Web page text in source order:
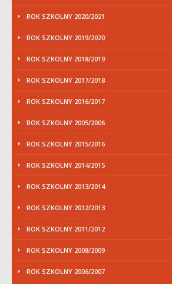
ROK SZKOLNY 2020/2021
ROK SZKOLNY 2019/2020
ROK SZKOLNY 2018/2019
ROK SZKOLNY 2017/2018
ROK SZKOLNY 2016/2017
ROK SZKOLNY 2005/2006
ROK SZKOLNY 2015/2016
ROK SZKOLNY 2014/2015
ROK SZKOLNY 2013/2014
ROK SZKOLNY 2012/2013
ROK SZKOLNY 2011/2012
ROK SZKOLNY 2008/2009
ROK SZKOLNY 2006/2007